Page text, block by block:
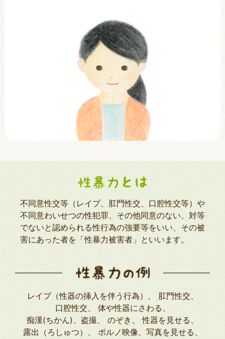
不同意性交等（レイプ、肛門性交、口腔性交等）や
不同意わいせつの性犯罪、その他同意のない、対等
でないと認められる性行為の強要等をいい、その被
害にあった者を「性暴力被害者」といいます。
レイプ（性器の挿入を伴う行為）
肛門性交
口腔性交
体や性器にさわる
痴漢(ちかん)、盗撮
のぞき
性器を見せる
露出（ろしゅつ）
ポルノ映像、写真を見せる